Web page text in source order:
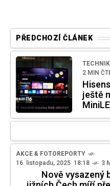
PŘEDCHOZÍ ČLÁNEK
2 MIN
ještě
AKCE & FOTOREPORTY
16. listopadu, 2025 18:18
3
Nově vysazený